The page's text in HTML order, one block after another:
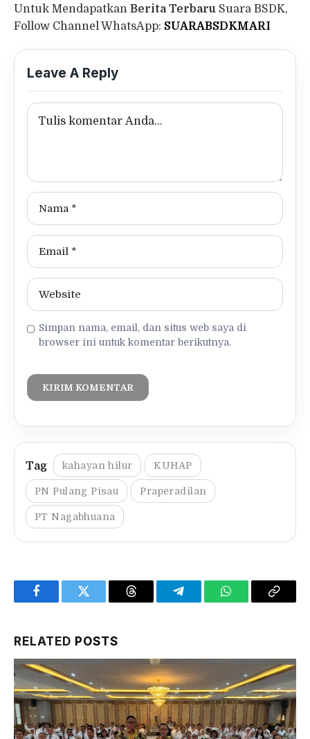
Untuk Mendapatkan Berita Terbaru Suara BSDK,
Follow Channel WhatsApp: SUARABSDKMARI
Leave A Reply
Simpan nama, email, dan situs web saya di
browser ini untuk komentar berikutnya.
kahayan hilur KUHAP
PN Pulang Pisau Praperadilan
PT Nagabhuana
FacebookTwitter Threads TelegramWhatsAppCopy
RELATED POSTS